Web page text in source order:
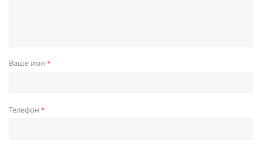
Ваше имя *
Телефон *